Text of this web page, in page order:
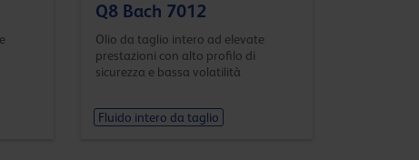
Q8 Bach 7012
Olio da taglio intero ad elevate
prestazioni con alto profilo di
sicurezza e bassa volatilità
Fluido intero da taglio